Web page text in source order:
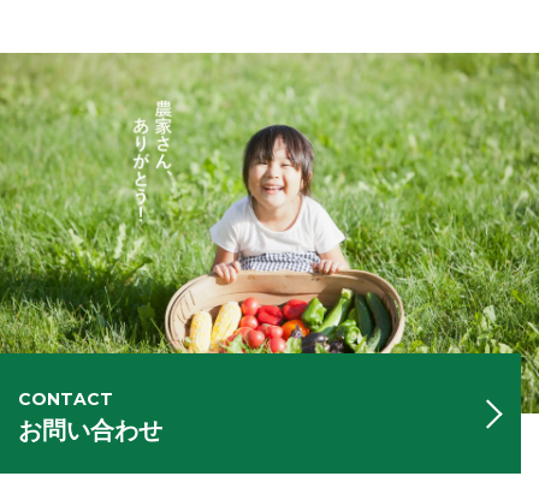
CONTACT
お問い合わせ